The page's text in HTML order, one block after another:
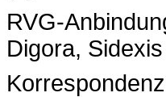
RVG-
Digora,